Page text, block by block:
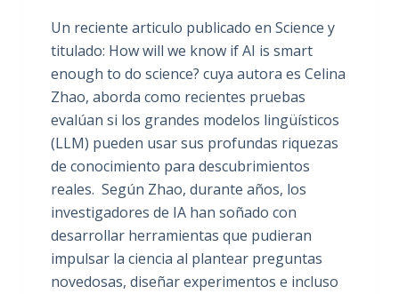
Un reciente articulo publicado en Science y
titulado: How will we know if AI is smart
enough to do science? cuya autora es Celina
Zhao, aborda como recientes pruebas
evalúan si los grandes modelos lingüísticos
(LLM) pueden usar sus profundas riquezas
de conocimiento para descubrimientos
reales. Según Zhao, durante años, los
investigadores de IA han soñado con
desarrollar herramientas que pudieran
impulsar la ciencia al plantear preguntas
novedosas, diseñar experimentos e incluso